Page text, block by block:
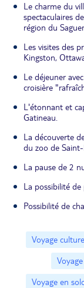
Le charme du
spectaculaires
région du
Les visites des
Kingston,
Le déjeuner
croisière
L'étonnant et
Gatineau.
La découverte
du zoo de Saint-
La pause de 2
La possibilité
Possibilité de
Voyage culture
Voyage en